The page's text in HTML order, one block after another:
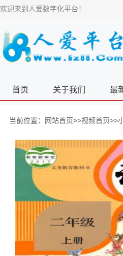
欢迎来到人爱数字化平台！
首页 关于我们 最
当前位置： 网站首页>>视频首页>>